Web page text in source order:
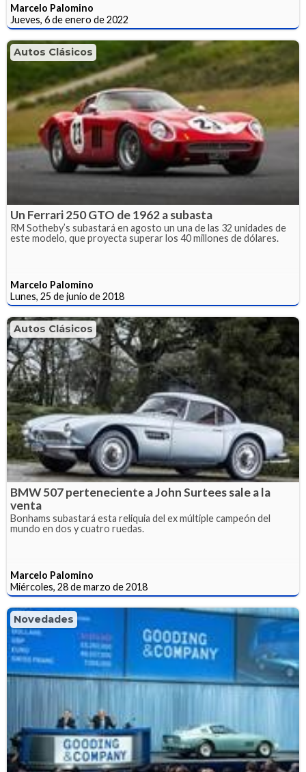
Marcelo Palomino
Jueves, 6 de enero de 2022
Autos Clásicos
Un Ferrari 250 GTO de 1962 a subasta
RM Sotheby’s subastará en agosto un una de las 32 unidades de
este modelo, que proyecta superar los 40 millones de dólares.
Marcelo Palomino
Lunes, 25 de junio de 2018
Autos Clásicos
BMW 507 perteneciente a John Surtees sale a la
venta
Bonhams subastará esta reliquia del ex múltiple campeón del
mundo en dos y cuatro ruedas.
Marcelo Palomino
Miércoles, 28 de marzo de 2018
Novedades